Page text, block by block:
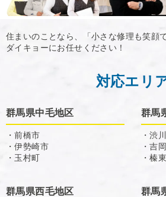
住まいのことなら、「小さな修理も笑顔
ダイキョーにお任せください！
対応エリ
群馬県中毛地区
・前橋市
・伊勢崎市
・玉村町
群馬
・渋
・吉
・榛
群馬県西毛地区 群馬